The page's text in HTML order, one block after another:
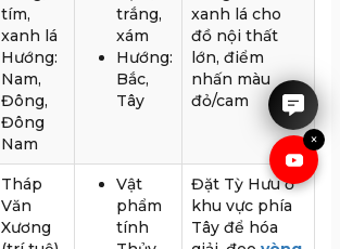
×
tím,
xanh lá
Hướng:
Nam,
Đông,
Đông
Nam
trắng,
xám
Hướng:
Bắc,
Tây
xanh lá cho
đồ nội thất
lớn, điểm
nhấn màu
đỏ/cam
Tháp
Văn
Xương
Vật
phẩm
tính
Đặt Tỳ Hưu ở
khu vực phía
Tây để hóa
IRUBY rất hân hạnh được tư
vấn cho anh chị.